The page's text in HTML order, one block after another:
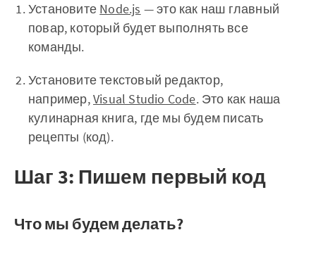
Установите Node.js — это как наш главный
повар, который будет выполнять все
команды.
Установите текстовый редактор,
например,Visual Studio Code. Это как наша
кулинарная книга, где мы будем писать
рецепты (код).
Шаг 3: Пишем первый код
Что мы будем делать?